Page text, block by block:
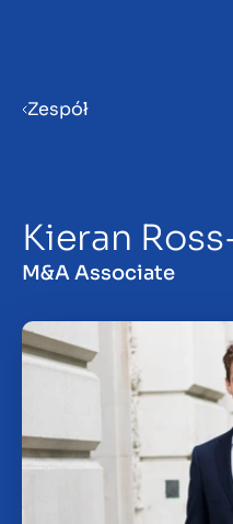
Sprzedaż firmy
Zakup firmy
Spostrzeżenia
Zespół
Kieran
M&A Associate